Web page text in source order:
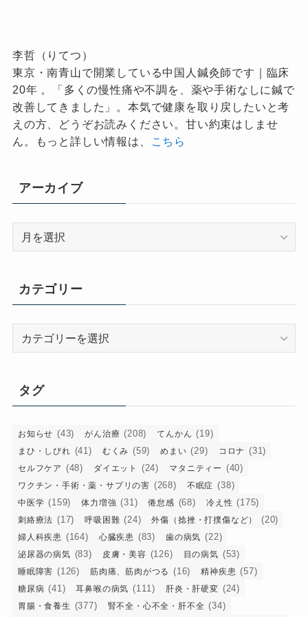
李哲（りてつ）
東京・南青山で開業している中国人鍼灸師です｜臨床
20年 。「多くの慢性痛や不調を、薬や手術なしに鍼で
改善してきました」。本気で健康を取り戻したいと考
えの方、どうぞお読みください。甘い約束はしませ
ん。もっと詳しい情報は、
こちら
アーカイブ
ブ
カテゴリー
ー
タグ
お知らせ (43) がん治療 (208) てんかん (19)
まひ・しびれ (41) むくみ (59) めまい (29) コロナ (31)
セルフケア (48) ダイエット (24) マタニティー (40)
ワクチン・手術・薬・サプリの害 (268) 不眠症 (38)
中医学 (159) 体力増強 (31) 倦怠感 (68) 冷え性 (175)
刺絡療法 (17) 呼吸困難 (24) 外傷（捻挫・打撲傷など） (20)
婦人科疾患 (164) 心臓疾患 (83) 歯の病気 (22)
泌尿器の病気 (83) 皮膚・美容 (126) 目の病気 (53)
睡眠障害 (126) 筋肉痛、筋肉がつる (16) 精神疾患 (57)
糖尿病 (41) 耳鼻喉の病気 (111) 肝炎・肝硬変 (24)
胃腸・食養生 (377) 腎不全・心不全・肝不全 (34)